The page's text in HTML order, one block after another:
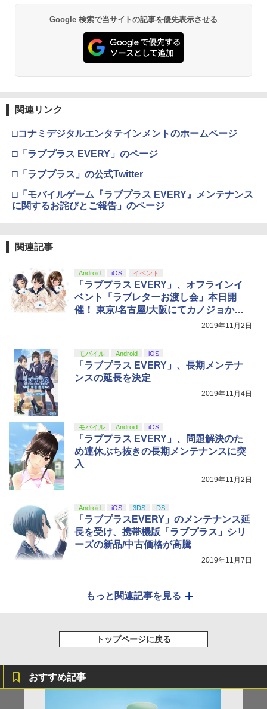
2
【純正品】Xbox ワイヤレス コントロー
ラー (ロボット ホワイト)
￥7,681
【純正品】Xbox ワイヤレス コントロー
【純正品】Xbox 充電式バッテリー + US
s X|S 対応の高精度 H パターン シフター
￥14,141
劇場版「鬼滅の刃」無限城編 第一章 猗
窩座再来 通常版 [Blu-ray]
劇場版「鬼滅の刃」無限城編 第一章 猗
窩座再来 通常版 [DVD]
￥3,523
5
【Amazon.co.jp限定】劇場版モノノ怪
第三章 蛇神 (オリジナル特典:オリジナル
巾着＋メーカー特典:【坤と離】二振りの
￥8,800
Google 検索で当サイトの記事を優先表示させる
関連リンク
□コナミデジタルエンタテインメントのホームページ
□「ラブプラス EVERY」のページ
□「ラブプラス」の公式Twitter
□「モバイルゲーム『ラブプラス EVERY』メンテナンス
に関するお詫びとご報告」のページ
関連記事
Android iOS イベント
「ラブプラス EVERY」、オフラインイ
ベント「ラブレターお渡し会」本日開
催！ 東京/名古屋/大阪にてカノジョから
2019年11月2日
モバイル Android iOS
「ラブプラス EVERY」、長期メンテナ
ンスの延長を決定
2019年11月4日
モバイル Android iOS
「ラブプラス EVERY」、問題解決のた
め連休ぶち抜きの長期メンテナンスに突
入
2019年11月2日
Android iOS 3DS DS
「ラブプラスEVERY」のメンテナンス延
長を受け、携帯機版「ラブプラス」シリ
ーズの新品/中古価格が高騰
2019年11月7日
もっと関連記事を見る
トップページに戻る
おすすめ記事